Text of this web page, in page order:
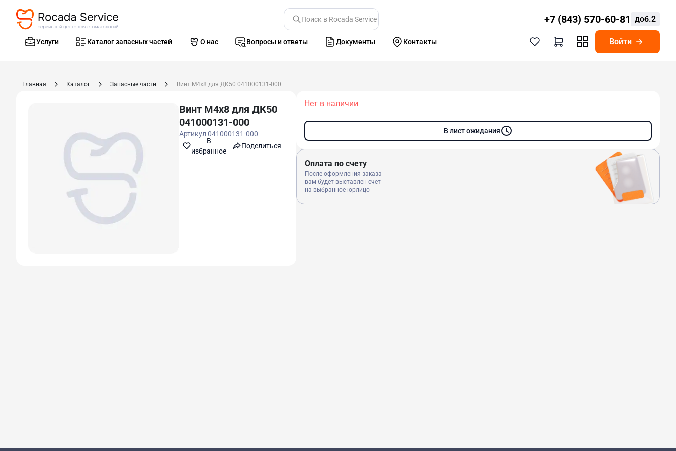
Поиск в Rocada Service +7 (843) 570-60-81 доб.2
Услуги Каталог запасных частей О нас Вопросы и ответы Документы Контакты Войти
Главная Каталог Запасные части Винт М4х8 для ДК50 041000131-000
Винт М4х8 для ДК50
041000131-000
Артикул 041000131-000
В
избранноe
Поделиться
Нет в наличии
В лист ожидания
Оплата по счету
После оформления заказа
вам будет выставлен счет
на выбранное юрлицо